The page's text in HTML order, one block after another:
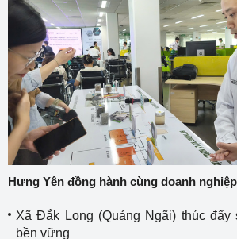
Hưng Yên đồng hành cùng doanh
Xã Đắk Long (Quảng Ngãi) thúc đẩy
bền vững